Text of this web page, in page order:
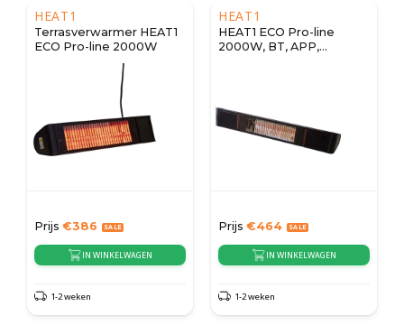
HEAT1
Terrasverwarmer HEAT1
ECO Pro-line 2000W
Prijs €386
IN WINKELWAGEN
1-2 weken
HEAT1
HEAT1 ECO Pro-line
2000W, BT, APP,
Prijs €464
IN WINKELWAGEN
1-2 weken